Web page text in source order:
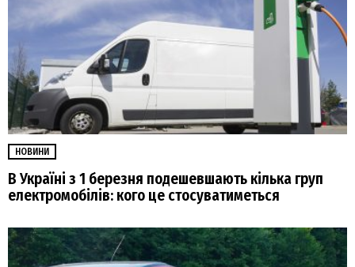
НОВИНИ
В Україні з 1 березня подешевшають кілька груп
електромобілів: кого це стосуватиметься